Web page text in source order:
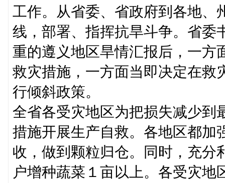
工作。从省委、省政府到各地、
线，部署、指挥抗旱斗争。省委
重的遵义地区旱情汇报后，一方
救灾措施，一方面当即决定在救
行倾斜政策。
全省各受灾地区为把损失减少到
措施开展生产自救。各地区都加
收，做到颗粒归仓。同时，充分
户增种蔬菜１亩以上。各受灾